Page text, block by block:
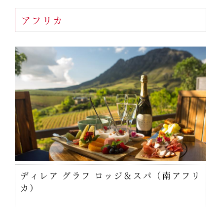
アフリカ
ディレア グラフ ロッジ＆スパ（南アフリ
カ）